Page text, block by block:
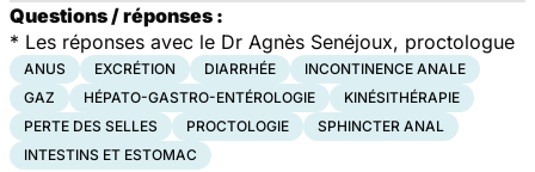
Questions / réponses :
* Les réponses avec le Dr Agnès Senéjoux, proctologue
ANUS EXCRÉTION DIARRHÉE
INCONTINENCE ANALE
GAZ
HÉPATO-GASTRO-ENTÉROLOGIE
KINÉSITHÉRAPIE
PERTE DES SELLES
PROCTOLOGIE
SPHINCTER ANAL
INTESTINS ET ESTOMAC